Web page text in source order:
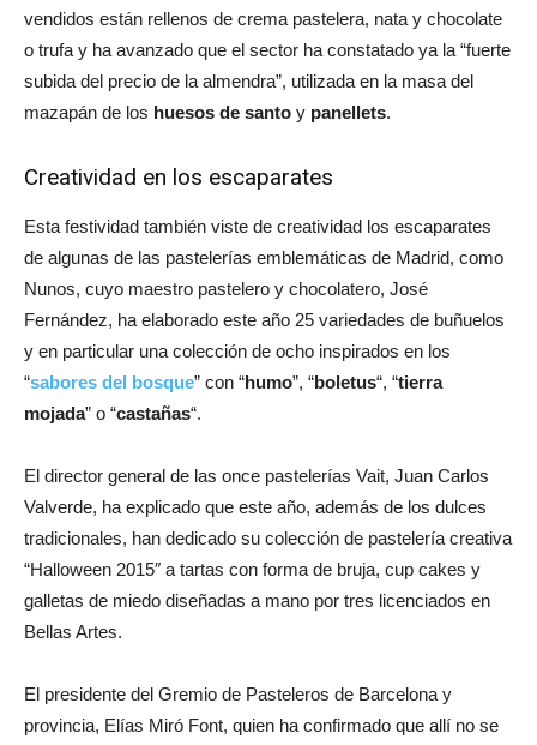
vendidos están rellenos de crema pastelera, nata y chocolate
o trufa y ha avanzado que el sector ha constatado ya la “fuerte
subida del precio de la almendra”, utilizada en la masa del
mazapán de los huesos de santo y panellets.
Creatividad en los escaparates
Esta festividad también viste de creatividad los escaparates
de algunas de las pastelerías emblemáticas de Madrid, como
Nunos, cuyo maestro pastelero y chocolatero, José
Fernández, ha elaborado este año 25 variedades de buñuelos
y en particular una colección de ocho inspirados en los
“sabores del bosque” con “humo”, “boletus“, “tierra
mojada” o “castañas“.
El director general de las once pastelerías Vait, Juan Carlos
Valverde, ha explicado que este año, además de los dulces
tradicionales, han dedicado su colección de pastelería creativa
“Halloween 2015″ a tartas con forma de bruja, cup cakes y
galletas de miedo diseñadas a mano por tres licenciados en
Bellas Artes.
El presidente del Gremio de Pasteleros de Barcelona y
provincia, Elías Miró Font, quien ha confirmado que allí no se